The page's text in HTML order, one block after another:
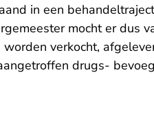
in een
mocht er dus
verkocht,
drugs-